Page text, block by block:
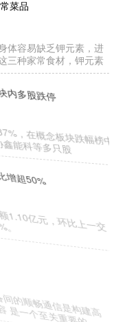
菜品
体容易缺乏钾元素，进
三种家常食材，钾元素
内多股跌停
，在概念板块跌幅榜中
能科等多只股
增超50%
亿元，环比上一交
的顺畅通信是构建高
一个至关重要的